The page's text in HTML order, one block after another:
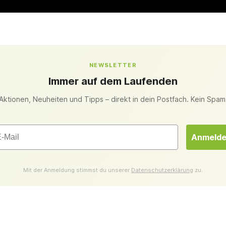
NEWSLETTER
Immer auf dem Laufenden
Neuheiten und Tipps – direkt in dein Postfach. Kein
Mit der Anmeldung stimmst du unserer Datenschutzerklärung zu.